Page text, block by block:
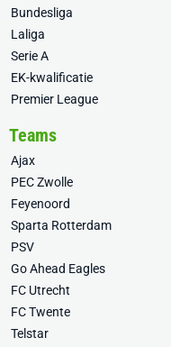
Bundesliga
Laliga
Serie A
EK-kwalificatie
Premier League
Teams
Ajax
PEC Zwolle
Feyenoord
Sparta Rotterdam
PSV
Go Ahead Eagles
FC Utrecht
FC Twente
Telstar